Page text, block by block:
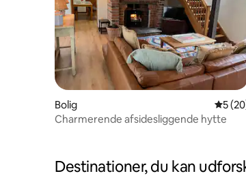
Bolig 5 ud
5
Charmerende afsidesliggende hytte
Destinationer, du kan